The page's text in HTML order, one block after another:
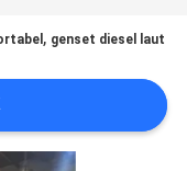
, genset diesel laut